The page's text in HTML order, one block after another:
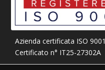
Azienda certificata ISO 9001
Certificato n° IT25-27302A